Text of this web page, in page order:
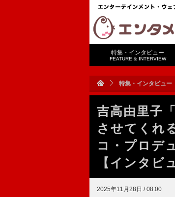
特集・インタビュー
FEATURE & INTERVIEW
特集・インタビュー
吉高由里子
させてくれ
コ・プロデ
【インタビ
2025年11月28日 / 08:00